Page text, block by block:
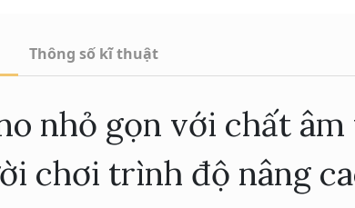
Thông số kĩ thuật
nhỏ gọn với chất
chơi trình độ nâng